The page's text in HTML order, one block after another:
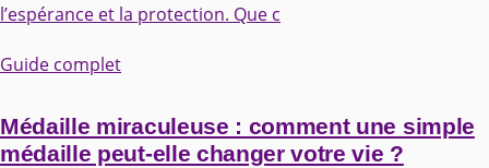
l’espérance et la protection. Que c
Guide complet
Médaille miraculeuse : comment une simple
médaille peut-elle changer votre vie ?